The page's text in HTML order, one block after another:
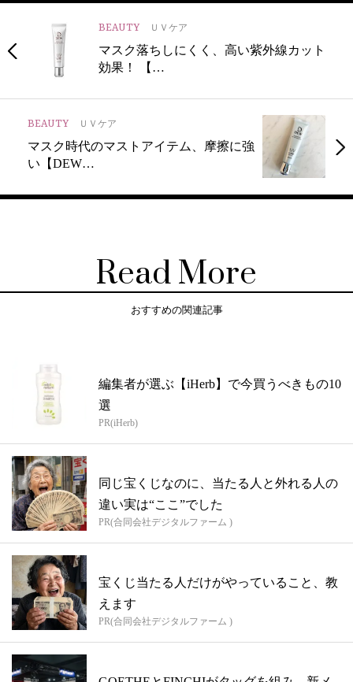
BEAUTY ＵＶケア
マスク落ちしにくく、高い紫外線カット
効果！ 【…
BEAUTY ＵＶケア
マスク時代のマストアイテム、摩擦に強
い【DEW…
Read More
おすすめの関連記事
編集者が選ぶ【iHerb】で今買うべきもの10
選
PR(iHerb)
同じ宝くじなのに、当たる人と外れる人の
違い実は“ここ”でした
PR(合同会社デジタルファーム )
宝くじ当たる人だけがやっていること、教
えます
PR(合同会社デジタルファーム )